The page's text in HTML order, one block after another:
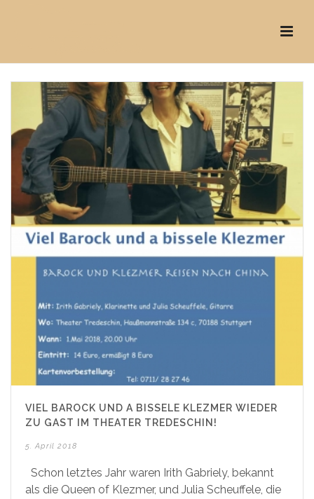
VIEL BAROCK UND A BISSELE KLEZMER WIEDER
ZU GAST IM THEATER TREDESCHIN!
5. April 2018
Schon letztes Jahr waren Irith Gabriely, bekannt
als die Queen of Klezmer, und Julia Scheuffele, die